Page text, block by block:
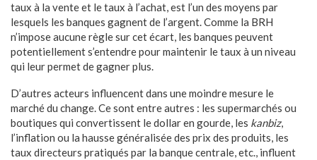
taux à la vente et le taux à l’achat, est l’un des moyens par
lesquels les banques gagnent de l’argent. Comme la BRH
n’impose aucune règle sur cet écart, les banques peuvent
potentiellement s’entendre pour maintenir le taux à un niveau
qui leur permet de gagner plus.
D’autres acteurs influencent dans une moindre mesure le
marché du change. Ce sont entre autres : les supermarchés ou
boutiques qui convertissent le dollar en gourde, les kanbiz,
l’inflation ou la hausse généralisée des prix des produits, les
taux directeurs pratiqués par la banque centrale, etc., influent